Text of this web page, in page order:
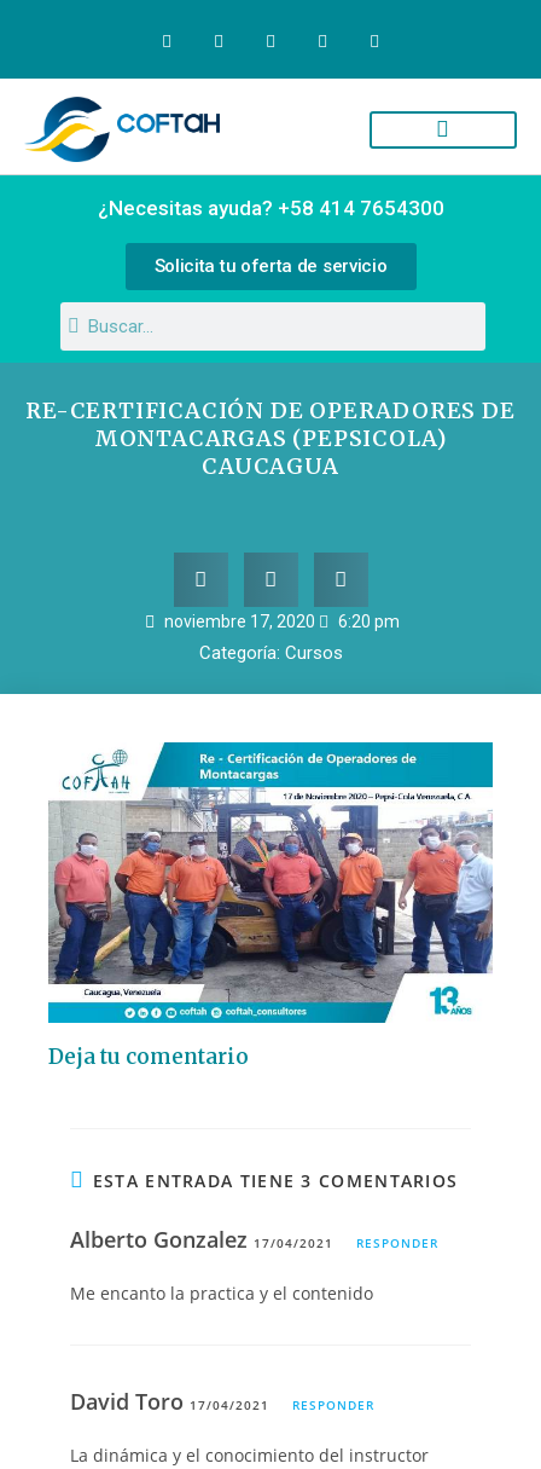
¿Necesitas ayuda? +58 414 7654300
Solicita tu oferta de servicio
RE-CERTIFICACIÓN DE OPERADORES DE
MONTACARGAS (PEPSICOLA)
CAUCAGUA
noviembre 17, 2020 6:20 pm
Categoría: Cursos
Deja tu comentario
ESTA ENTRADA TIENE 3 COMENTARIOS
Alberto Gonzalez 17/04/2021 RESPONDER
Me encanto la practica y el contenido
David Toro 17/04/2021 RESPONDER
La dinámica y el conocimiento del instructor